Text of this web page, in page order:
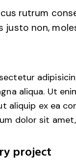
rutrum
justo non,
aliqua. Ut
aliquip ex ea
dolor sit
project